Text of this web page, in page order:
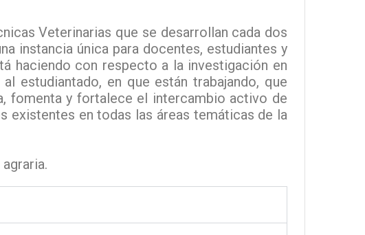
Veterinarias que se desarrollan cada dos
instancia única para docentes, estudiantes y
haciendo con respecto a la investigación en
estudiantado, en que están trabajando, que
fomenta y fortalece el intercambio activo de
existentes en todas las áreas temáticas de la